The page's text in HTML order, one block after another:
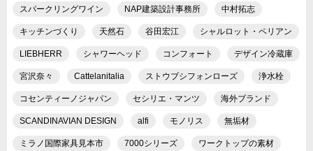
スパークリングワイン NAP建築設計事務所 中村拓志
キッチンづくり 天然石 谷田宏江 シャルロット・ペリアン
LIEBHERR シャワーヘッド コンフォート デザイン冷蔵庫
宮沢奈々 Cattelanitalia ストウブシフォンローズ 浄水栓
コセンティーノジャパン セシリエ・マンツ 海外ブランド
SCANDINAVIAN DESIGN alfi モノリス 無垢材
ミラノ国際家具見本市 7000シリーズ ワークトップの素材